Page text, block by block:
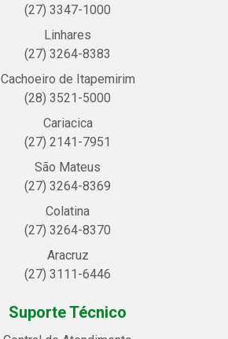
(27) 3347-1000
Linhares
(27) 3264-8383
Cachoeiro de Itapemirim
(28) 3521-5000
Cariacica
(27) 2141-7951
São Mateus
(27) 3264-8369
Colatina
(27) 3264-8370
Aracruz
(27) 3111-6446
Suporte Técnico